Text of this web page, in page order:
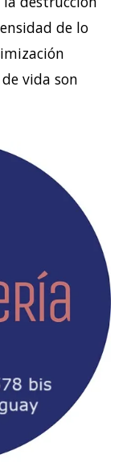
de lo
vida son